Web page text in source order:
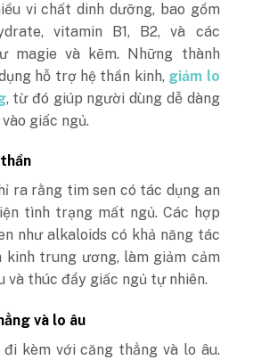
vi chất dinh dưỡng, bao gồm
vitamin B1, B2, và các
magie và kẽm. Những thành
hỗ trợ hệ thần kinh, giảm lo
, từ đó giúp người dùng dễ dàng
giấc ngủ.
ra rằng tim sen có tác dụng an
tình trạng mất ngủ. Các hợp
như alkaloids có khả năng tác
kinh trung ương, làm giảm cảm
và thúc đẩy giấc ngủ tự nhiên.
và lo âu
kèm với căng thẳng và lo âu.